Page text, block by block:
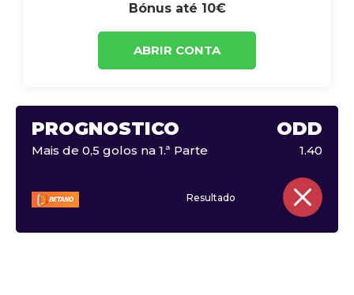
Bónus até 10€
ABRIR CONTA
PROGNÓSTICO ODD
Mais de 0,5 golos na 1.ª Parte 1.40
Resultado